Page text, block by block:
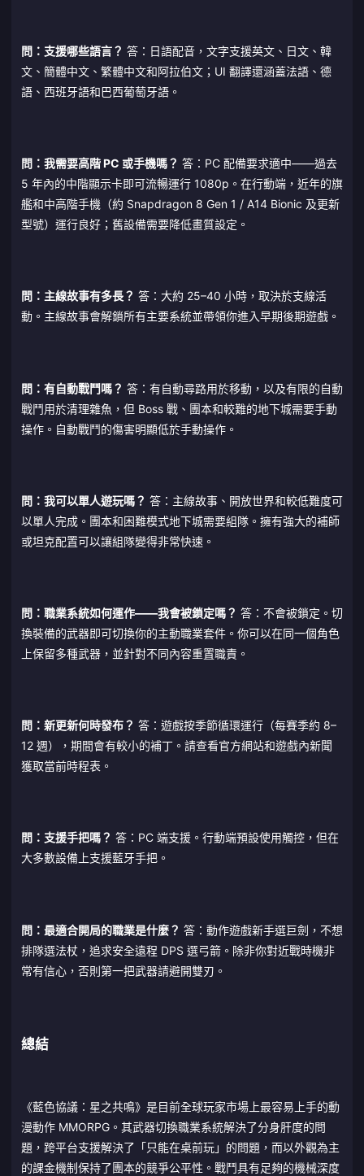
問：支援哪些語言？ 答：日語配音，文字支援英文、日文、韓
文、簡體中文、繁體中文和阿拉伯文；UI 翻譯還涵蓋法語、德
語、西班牙語和巴西葡萄牙語。
問：我需要高階 PC 或手機嗎？ 答：PC 配備要求適中——過去
5 年內的中階顯示卡即可流暢運行 1080p。在行動端，近年的旗
艦和中高階手機（約 Snapdragon 8 Gen 1 / A14 Bionic 及更新
型號）運行良好；舊設備需要降低畫質設定。
問：主線故事有多長？ 答：大約 25–40 小時，取決於支線活
動。主線故事會解鎖所有主要系統並帶領你進入早期後期遊戲。
問：有自動戰鬥嗎？ 答：有自動尋路用於移動，以及有限的自動
戰鬥用於清理雜魚，但 Boss 戰、團本和較難的地下城需要手動
操作。自動戰鬥的傷害明顯低於手動操作。
問：我可以單人遊玩嗎？ 答：主線故事、開放世界和較低難度可
以單人完成。團本和困難模式地下城需要組隊。擁有強大的補師
或坦克配置可以讓組隊變得非常快速。
問：職業系統如何運作——我會被鎖定嗎？ 答：不會被鎖定。切
換裝備的武器即可切換你的主動職業套件。你可以在同一個角色
上保留多種武器，並針對不同內容重置職責。
問：新更新何時發布？ 答：遊戲按季節循環運行（每賽季約 8–
12 週），期間會有較小的補丁。請查看官方網站和遊戲內新聞
獲取當前時程表。
問：支援手把嗎？ 答：PC 端支援。行動端預設使用觸控，但在
大多數設備上支援藍牙手把。
問：最適合開局的職業是什麼？ 答：動作遊戲新手選巨劍，不想
排隊選法杖，追求安全遠程 DPS 選弓箭。除非你對近戰時機非
常有信心，否則第一把武器請避開雙刃。
總結
《藍色協議：星之共鳴》是目前全球玩家市場上最容易上手的動
漫動作 MMORPG。其武器切換職業系統解決了分身肝度的問
題，跨平台支援解決了「只能在桌前玩」的問題，而以外觀為主
的課金機制保持了團本的競爭公平性。戰鬥具有足夠的機械深度